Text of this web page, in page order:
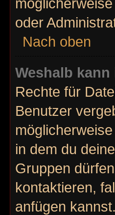
oder
Nach oben
Weshalb
Rechte für
Benutzer
in dem du
Gruppen
kontaktieren,
anfügen kannst.